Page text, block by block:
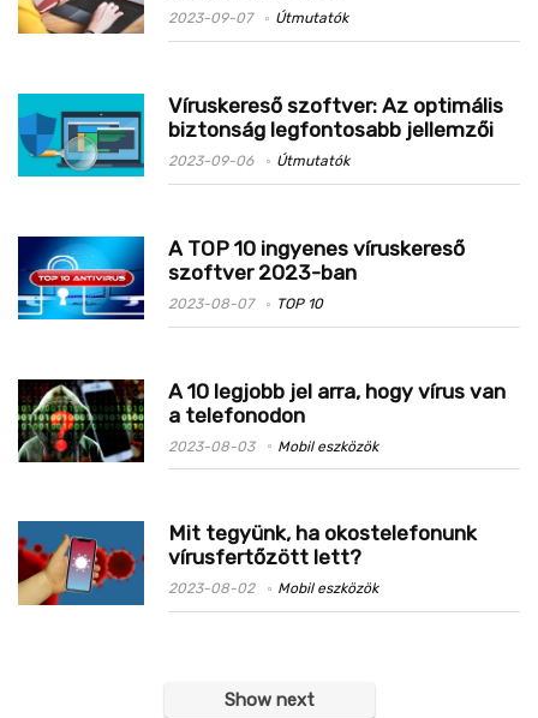
2023-09-07 Útmutatók
Víruskereső szoftver: Az optimális
biztonság legfontosabb jellemzői
2023-09-06 Útmutatók
A TOP 10 ingyenes víruskereső
szoftver 2023-ban
2023-08-07 TOP 10
A 10 legjobb jel arra, hogy vírus van
a telefonodon
2023-08-03 Mobil eszközök
Mit tegyünk, ha okostelefonunk
vírusfertőzött lett?
2023-08-02 Mobil eszközök
Show next